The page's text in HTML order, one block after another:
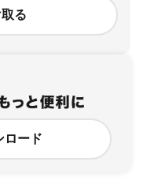
る
ロード